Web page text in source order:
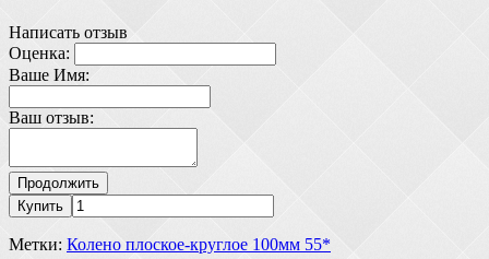
Написать отзыв
Оценка:
Ваше Имя:
Ваш отзыв:
Продолжить
Купить
Метки: Колено плоское-круглое 100мм 55*